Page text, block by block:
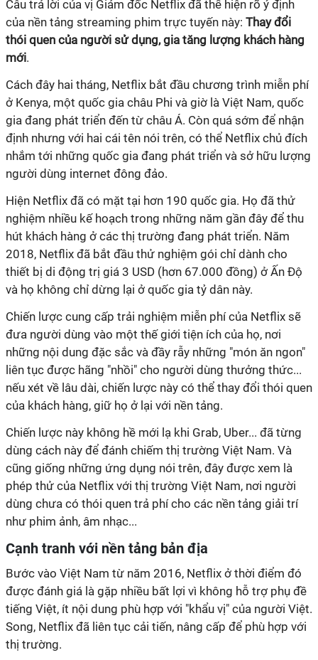
Câu trả lời của vị Giám đốc Netflix đã thể hiện rõ ý định
của nền tảng streaming phim trực tuyến này: Thay đổi
thói quen của người sử dụng, gia tăng lượng khách hàng
mới.
Cách đây hai tháng, Netflix bắt đầu chương trình miễn phí
ở Kenya, một quốc gia châu Phi và giờ là Việt Nam, quốc
gia đang phát triển đến từ châu Á. Còn quá sớm để nhận
định nhưng với hai cái tên nói trên, có thể Netflix chủ đích
nhắm tới những quốc gia đang phát triển và sở hữu lượng
người dùng internet đông đảo.
Hiện Netflix đã có mặt tại hơn 190 quốc gia. Họ đã thử
nghiệm nhiều kế hoạch trong những năm gần đây để thu
hút khách hàng ở các thị trường đang phát triển. Năm
2018, Netflix đã bắt đầu thử nghiệm gói chỉ dành cho
thiết bị di động trị giá 3 USD (hơn 67.000 đồng) ở Ấn Độ
và họ không chỉ dừng lại ở quốc gia tỷ dân này.
Chiến lược cung cấp trải nghiệm miễn phí của Netflix sẽ
đưa người dùng vào một thế giới tiện ích của họ, nơi
những nội dung đặc sắc và đầy rẫy những "món ăn ngon"
liên tục được hãng "nhồi" cho người dùng thưởng thức...
nếu xét về lâu dài, chiến lược này có thể thay đổi thói quen
của khách hàng, giữ họ ở lại với nền tảng.
Chiến lược này không hề mới lạ khi Grab, Uber... đã từng
dùng cách này để đánh chiếm thị trường Việt Nam. Và
cũng giống những ứng dụng nói trên, đây được xem là
phép thử của Netflix với thị trường Việt Nam, nơi người
dùng chưa có thói quen trả phí cho các nền tảng giải trí
như phim ảnh, âm nhạc...
Cạnh tranh với nền tảng bản địa
Bước vào Việt Nam từ năm 2016, Netflix ở thời điểm đó
được đánh giá là gặp nhiều bất lợi vì không hỗ trợ phụ đề
tiếng Việt, ít nội dung phù hợp với "khẩu vị" của người Việt.
Song, Netflix đã liên tục cải tiến, nâng cấp để phù hợp với
thị trường.